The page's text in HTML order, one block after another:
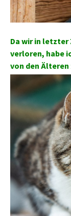
Da wir in
verloren, habe
von den Älteren